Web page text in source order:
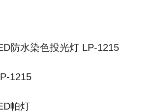
防水染色投光灯 LP-1215
1215
帕灯